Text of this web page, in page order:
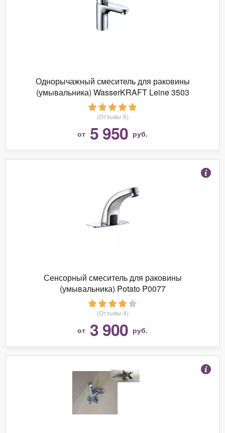
Однорычажный смеситель для раковины
(умывальника) WasserKRAFT Leine 3503
(Отзывы 6)
от 5 950 руб.
Сенсорный смеситель для раковины
(умывальника) Potato P0077
(Отзывы 4)
от 3 900 руб.